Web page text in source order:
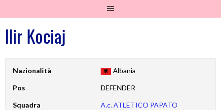
Ilir Kociaj
Nazionalità Albania
Pos DEFENDER
Squadra A.c. ATLETICO PAPATO